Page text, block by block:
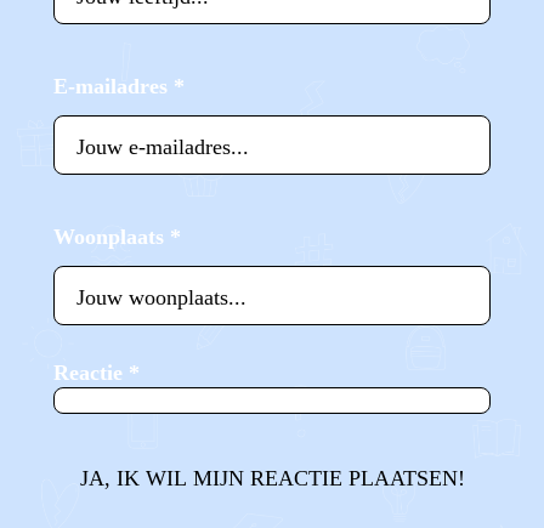
E-mailadres *
Woonplaats *
Reactie *
JA, IK WIL MIJN REACTIE PLAATSEN!